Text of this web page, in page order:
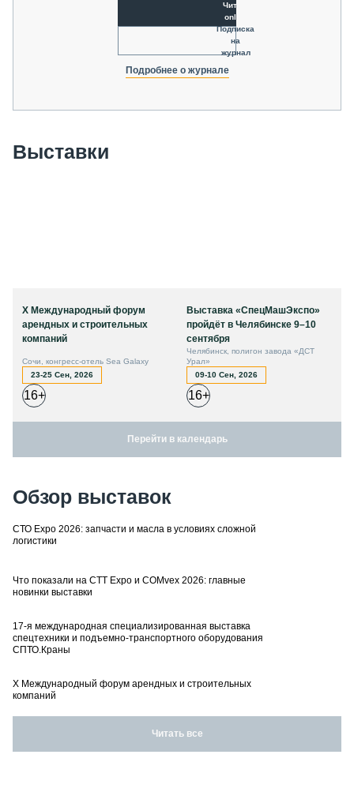
Читать
online
Подписка
на
журнал
Подробнее о журнале
Выставки
X Международный форум
арендных и строительных
компаний
Сочи, конгресс-отель Sea Galaxy
23-25 Сен, 2026
16+
Выставка «СпецМашЭкспо»
пройдёт в Челябинске 9–10
сентября
Челябинск, полигон завода «ДСТ
Урал»
09-10 Сен, 2026
16+
Перейти в календарь
Обзор выставок
СТО Expo 2026: запчасти и масла в условиях сложной
логистики
Что показали на CTT Expo и COMvex 2026: главные
новинки выставки
17-я международная специализированная выставка
спецтехники и подъемно-транспортного оборудования
СПТО.Краны
X Международный форум арендных и строительных
компаний
Читать все